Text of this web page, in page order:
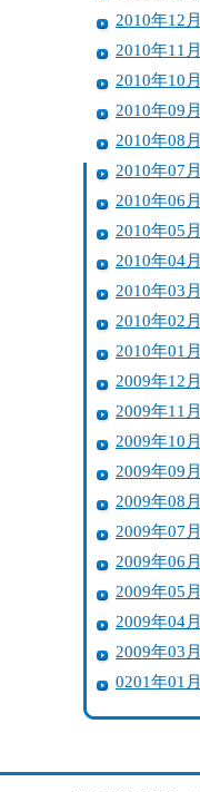
2010年12月
2010年11月
2010年10月
2010年09月
2010年08月
2010年07月
2010年06月
2010年05月
2010年04月
2010年03月
2010年02月
2010年01月
2009年12月
2009年11月
2009年10月
2009年09月
2009年08月
2009年07月
2009年06月
2009年05月
2009年04月
2009年03月
0201年01月